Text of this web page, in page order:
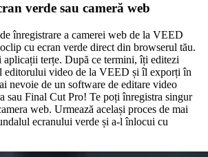
verde sau cameră web
înregistrare a camerei web de la VEED
cu ecran verde direct din browserul tău.
aplicații terțe. După ce termini, îți editezi
editorului video de la VEED și îl exporți în
nevoie de un software de editare video
sau Final Cut Pro! Te poți înregistra singur
web. Urmează același proces de mai
ecranului verde și a-l înlocui cu